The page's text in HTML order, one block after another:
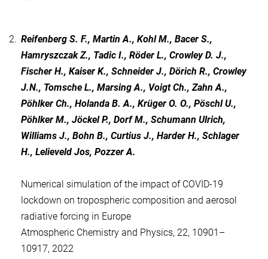
2. Reifenberg S. F., Martin A., Kohl M., Bacer S.,
Hamryszczak Z., Tadic I., Röder L., Crowley D. J.,
Fischer H., Kaiser K., Schneider J., Dörich R., Crowley
J.N., Tomsche L., Marsing A., Voigt Ch., Zahn A.,
Pöhlker Ch., Holanda B. A., Krüger O. O., Pöschl U.,
Pöhlker M., Jöckel P., Dorf M., Schumann Ulrich,
Williams J., Bohn B., Curtius J., Harder H., Schlager
H., Lelieveld Jos, Pozzer A.
Numerical simulation of the impact of COVID-19
lockdown on tropospheric composition and aerosol
radiative forcing in Europe
Atmospheric Chemistry and Physics, 22, 10901–
10917, 2022